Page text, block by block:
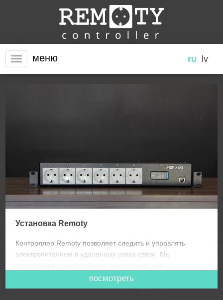
меню ru lv
Установка Remoty
Контроллер Remoty позволяет следить и управлять
электропитанием в удаленных узлах связи. Мы
перезагрузку питания потребителей при изменении
температуры, влажности, освещенности или при
посмотреть